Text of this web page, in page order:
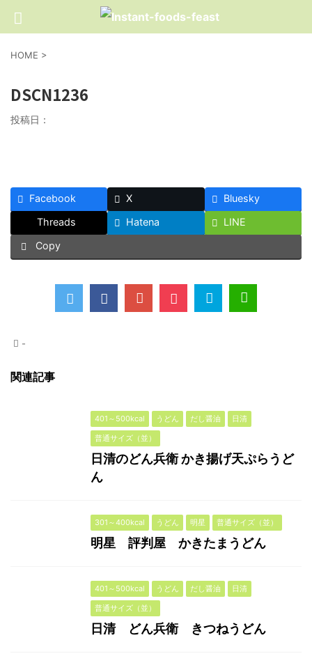
HOME >
DSCN1236
投稿日：
Facebook X
Bluesky
Threads
Hatena
LINE
Copy
-
関連記事
401～500kcal うどん だし醤油
日清
普通サイズ（並）
日清のどん兵衛 かき揚げ天ぷらうど
ん
301～400kcal うどん 明星 普通サイズ（並）
明星 評判屋 かきたまうどん
401～500kcal うどん だし醤油
日清
普通サイズ（並）
日清 どん兵衛 きつねうどん